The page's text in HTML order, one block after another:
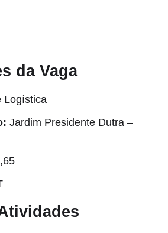
da Vaga
Logística
Jardim Presidente Dutra –